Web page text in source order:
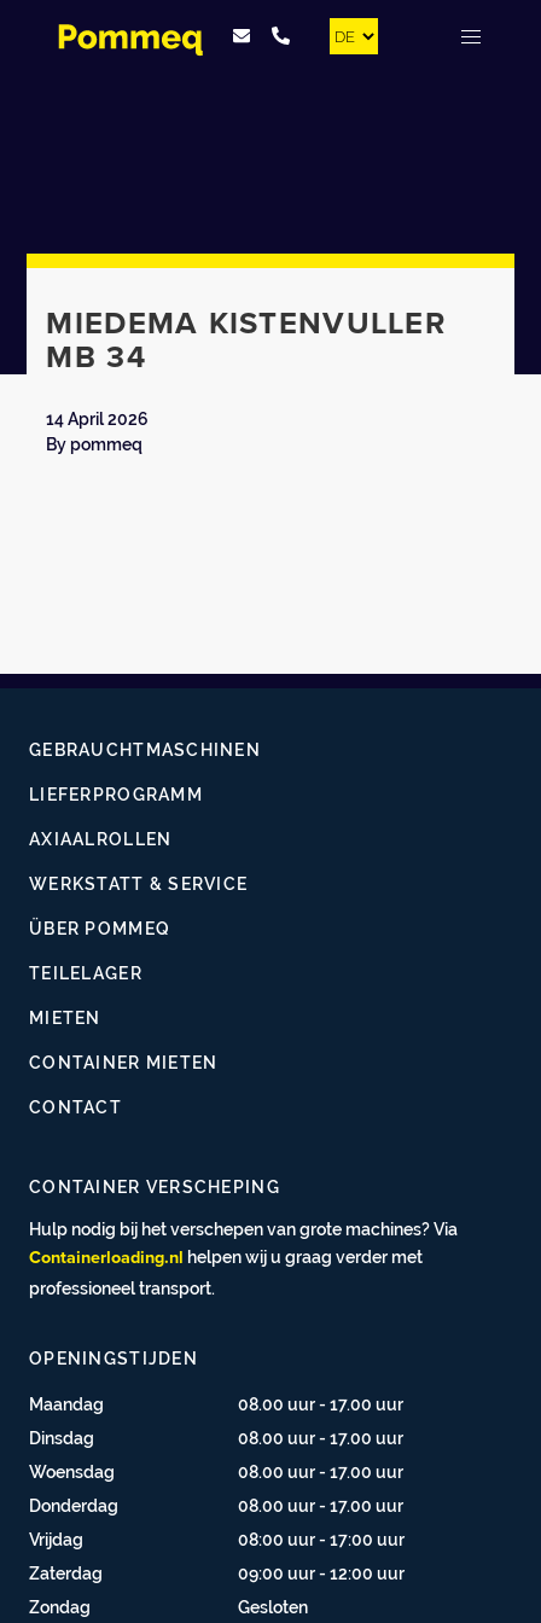
MIEDEMA KISTENVULLER
MB 34
14 April 2026
By pommeq
GEBRAUCHTMASCHINEN
LIEFERPROGRAMM
AXIAALROLLEN
WERKSTATT & SERVICE
ÜBER POMMEQ
TEILELAGER
MIETEN
CONTAINER MIETEN
CONTACT
CONTAINER VERSCHEPING
Hulp nodig bij het verschepen van grote machines? Via
Containerloading.nl helpen wij u graag verder met
professioneel transport.
OPENINGSTIJDEN
Maandag
08.00 uur - 17.00 uur
Dinsdag
08.00 uur - 17.00 uur
Woensdag
08.00 uur - 17.00 uur
Donderdag
08.00 uur - 17.00 uur
Vrijdag
08:00 uur - 17:00 uur
Zaterdag
09:00 uur - 12:00 uur
Zondag
Gesloten